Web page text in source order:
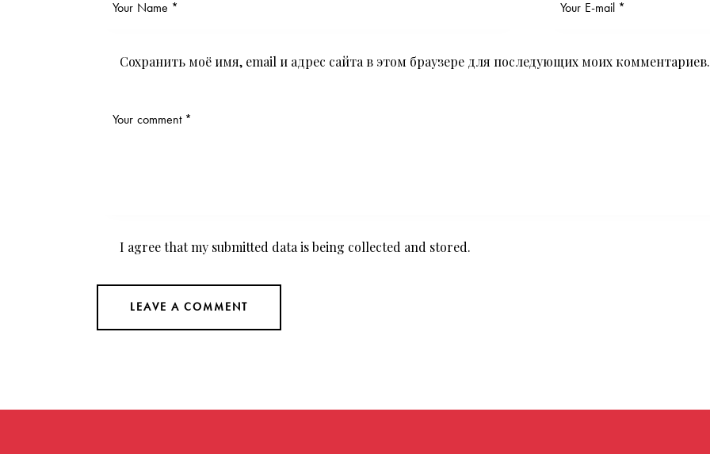
Сохранить моё имя, email и адрес сайта в этом браузере для последующих моих комментариев.
I agree that my submitted data is being collected and stored.